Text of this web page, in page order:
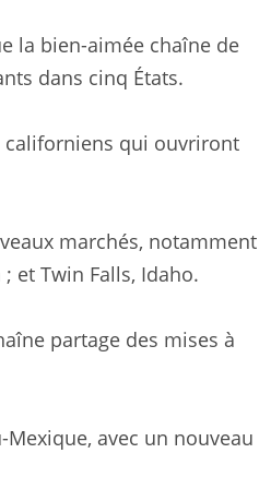
la bien-aimée chaîne de
dans cinq États.
californiens qui ouvriront
marchés, notamment
et Twin Falls, Idaho.
partage des mises à
avec un nouveau